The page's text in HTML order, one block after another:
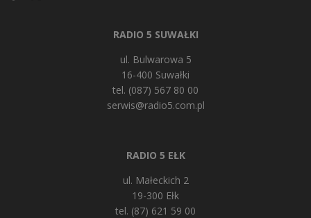
RADIO 5 SUWAŁKI
ul. Bulwarowa 5
16-400 Suwałki
tel. (087) 567 80 00
serwis@radio5.com.pl
RADIO 5 EŁK
ul. Małeckich 2
19-300 Ełk
tel. (87) 621 59 00